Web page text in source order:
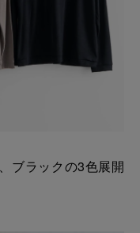
ブラックの3色展開